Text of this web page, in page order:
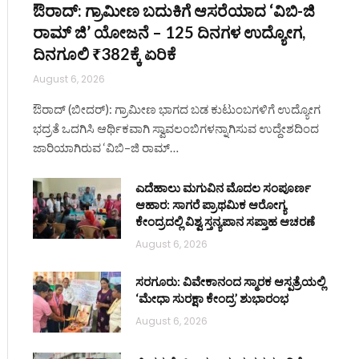
ಔರಾದ್: ಗ್ರಾಮೀಣ ಬದುಕಿಗೆ ಆಸರೆಯಾದ ‘ವಿಬಿ-ಜಿ
ರಾಮ್ ಜಿ’ ಯೋಜನೆ – 125 ದಿನಗಳ ಉದ್ಯೋಗ,
ದಿನಗೂಲಿ ₹382ಕ್ಕೆ ಏರಿಕೆ
August 6, 2026
ಔರಾದ್ (ಬೀದರ್): ಗ್ರಾಮೀಣ ಭಾಗದ ಬಡ ಕುಟುಂಬಗಳಿಗೆ ಉದ್ಯೋಗ
ಭದ್ರತೆ ಒದಗಿಸಿ ಆರ್ಥಿಕವಾಗಿ ಸ್ವಾವಲಂಬಿಗಳನ್ನಾಗಿಸುವ ಉದ್ದೇಶದಿಂದ
ಜಾರಿಯಾಗಿರುವ ‘ವಿಬಿ–ಜಿ ರಾಮ್…
ಎದೆಹಾಲು ಮಗುವಿನ ಮೊದಲ ಸಂಪೂರ್ಣ
ಆಹಾರ: ಸಾಗರೆ ಪ್ರಾಥಮಿಕ ಆರೋಗ್ಯ
ಕೇಂದ್ರದಲ್ಲಿ ವಿಶ್ವ ಸ್ತನ್ಯಪಾನ ಸಪ್ತಾಹ ಆಚರಣೆ
August 6, 2026
ಸರಗೂರು: ವಿವೇಕಾನಂದ ಸ್ಮಾರಕ ಆಸ್ಪತ್ರೆಯಲ್ಲಿ
‘ಮೇಧಾ ಸುರಕ್ಷಾ ಕೇಂದ್ರ’ ಶುಭಾರಂಭ
August 6, 2026